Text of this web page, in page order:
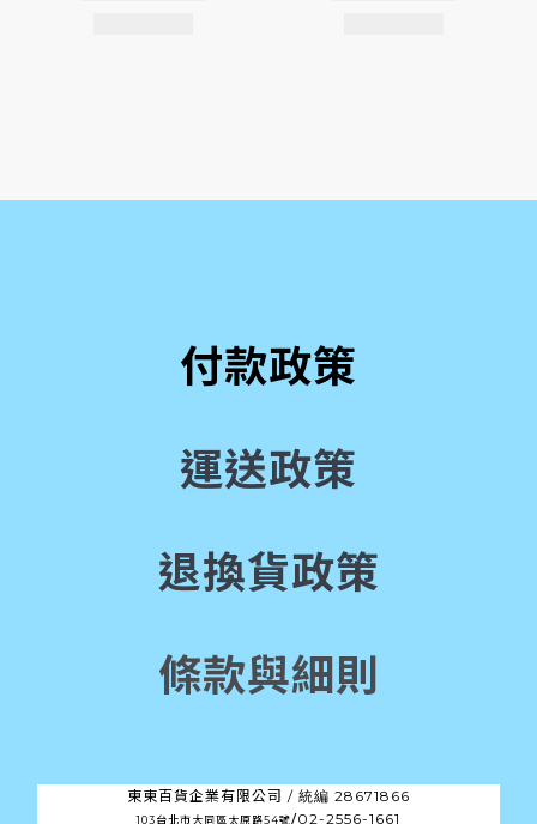
付款政策
運送政策
退換貨政策
條款與細則
東東百貨企業有限公司 / 統編 28671866
103台北市大同區太原路54號/02-2556-1661